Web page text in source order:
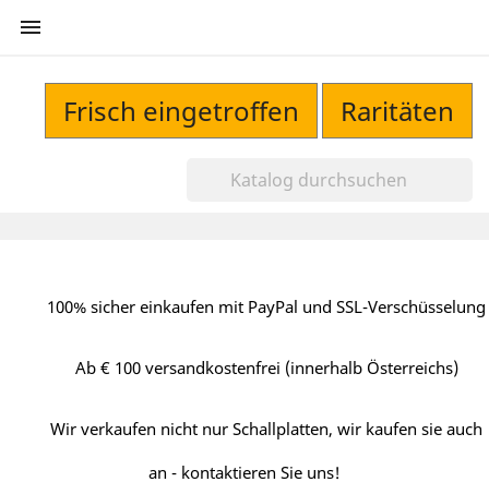

Frisch eingetroffen Raritäten
100% sicher einkaufen mit PayPal und SSL-Verschüsselung
Ab € 100 versandkostenfrei (innerhalb Österreichs)
Wir verkaufen nicht nur Schallplatten, wir kaufen sie auch
an - kontaktieren Sie uns!